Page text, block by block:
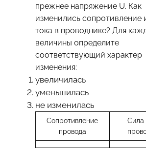
прежнее напряжение U. Как
изменились сопротивление
тока в проводнике? Для
величины определите
соответствующий характер
изменения:
увеличилась
уменьшилась
не изменилась
Сопротивление
провода
Сила